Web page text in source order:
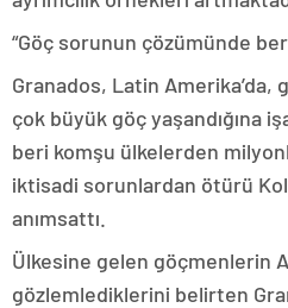
“Göç sorunun çözümünde
Granados, Latin
çok büyük göç yaşandığına
beri komşu ülkelerden
iktisadi sorunlardan ötürü
anımsattı.
Ülkesine gelen göçmenlerin
gözlemlediklerini belirten